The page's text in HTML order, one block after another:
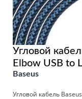
Угловой
Elbow USB to
Baseus
Угловой кабель